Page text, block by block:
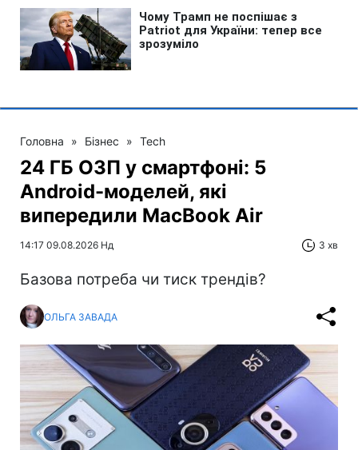
Головна » Бізнес » Tech
24 ГБ ОЗП у смартфоні: 5
Android-моделей, які
випередили MacBook Air
14:17 09.08.2026 Нд 3 хв
Базова потреба чи тиск трендів?
ОЛЬГА ЗАВАДА